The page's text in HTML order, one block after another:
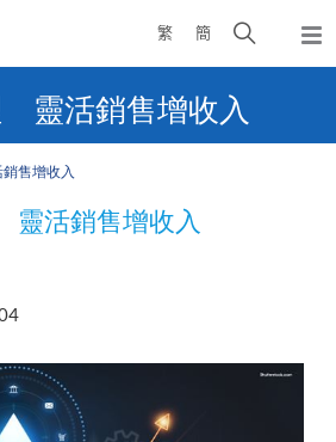
繁 簡
Open
search
靈活銷售增收入
售增收入
活銷售增收入